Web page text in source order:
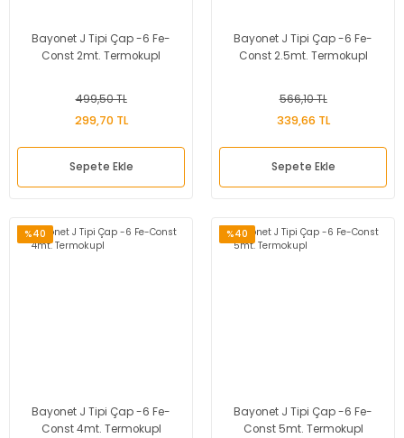
Bayonet J Tipi Çap -6 Fe-
Const 2mt. Termokupl
499,50 TL
299,70 TL
Sepete Ekle
Bayonet J Tipi Çap -6 Fe-
Const 2.5mt. Termokupl
566,10 TL
339,66 TL
Sepete Ekle
%40
Bayonet J Tipi Çap -6 Fe-
Const 4mt. Termokupl
%40
Bayonet J Tipi Çap -6 Fe-
Const 5mt. Termokupl